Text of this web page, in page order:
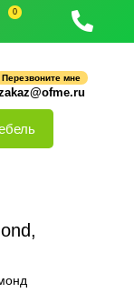
0
Перезвоните мне